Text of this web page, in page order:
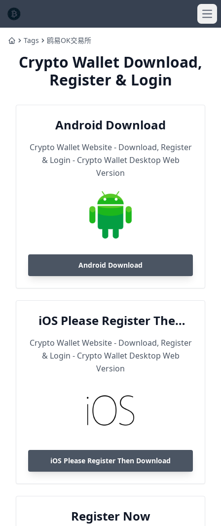
HomeTags 鸥易OK交易所
Crypto Wallet Download,
Register & Login
Android Download
Crypto Wallet Website - Download, Register
& Login - Crypto Wallet Desktop Web
Version
Android Download
iOS Please Register Then
Download
Crypto Wallet Website - Download, Register
& Login - Crypto Wallet Desktop Web
Version
iOS Please Register Then Download
Register Now